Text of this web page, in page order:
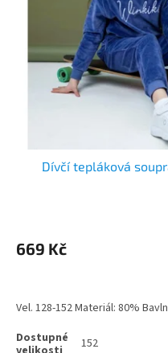
Dívčí tepláková
669 Kč
Vel. 128-152 Materiál: 80%
152